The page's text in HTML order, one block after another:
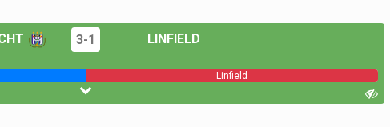
3-1 LINFIELD
Linfield